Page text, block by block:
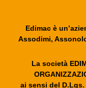
Edimac è
Assodimi,
La società
ai sensi del